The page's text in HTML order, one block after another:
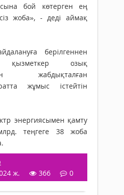
бой көтерген ең
жоба», - деді аймақ
берілгеннен
озық
жабдықталған
жұмыс істейтін
энергиясымен қамту
теңгеге 38 жоба
ж.
366 0